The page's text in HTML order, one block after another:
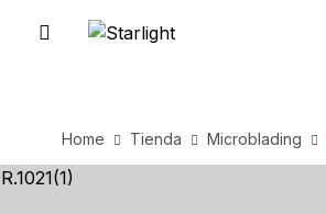
Home Tienda Microblading